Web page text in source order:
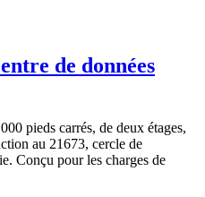
de données
pieds carrés, de deux étages,
au 21673, cercle de
Conçu pour les charges de